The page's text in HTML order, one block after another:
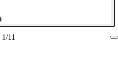
1/11